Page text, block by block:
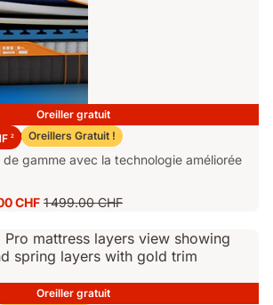
Oreiller gratuit
2 Oreillers Gratuit !
26
gamme avec la technologie améliorée
CHF Prix
1 499.00 CHF
1 499.00 CHF
Oreiller gratuit